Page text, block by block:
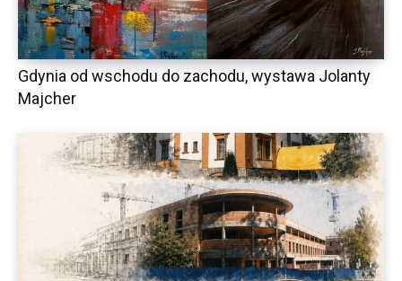
Gdynia od wschodu do zachodu, wystawa Jolanty
Majcher